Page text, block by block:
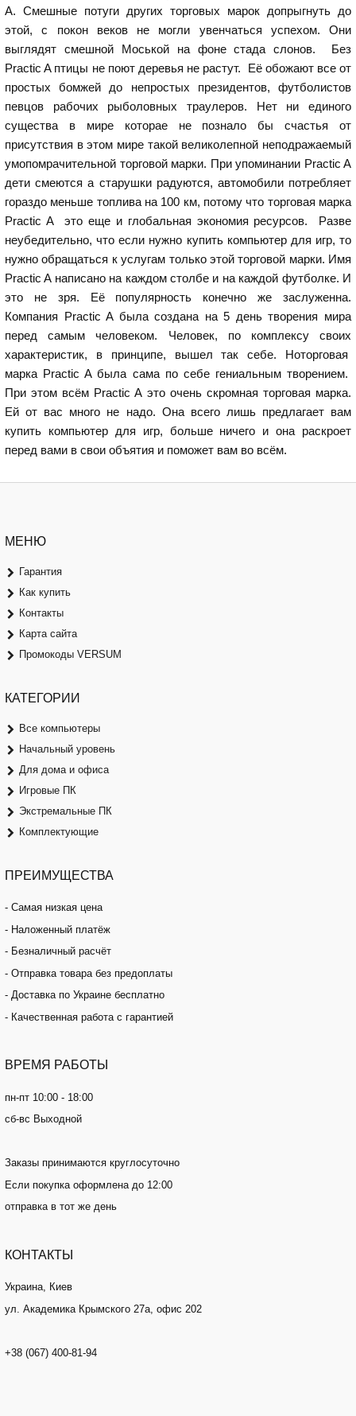
A. Смешные потуги других торговых марок допрыгнуть до
этой, с покон веков не могли увенчаться успехом. Они
выглядят смешной Моськой на фоне стада слонов. Без
Practic A птицы не поют деревья не растут. Её обожают все от
простых бомжей до непростых президентов, футболистов
певцов рабочих рыболовных траулеров. Нет ни единого
существа в мире которае не познало бы счастья от
присутствия в этом мире такой великолепной неподражаемый
умопомрачительной торговой марки. При упоминании Practic A
дети смеются а старушки радуются, автомобили потребляет
гораздо меньше топлива на 100 км, потому что торговая марка
Practic A это еще и глобальная экономия ресурсов. Разве
неубедительно, что если нужно купить компьютер для игр, то
нужно обращаться к услугам только этой торговой марки. Имя
Practic A написано на каждом столбе и на каждой футболке. И
это не зря. Её популярность конечно же заслуженна.
Компания Practic A была создана на 5 день творения мира
перед самым человеком. Человек, по комплексу своих
характеристик, в принципе, вышел так себе. Ноторговая
марка Practic A была сама по себе гениальным творением.
При этом всём Practic A это очень скромная торговая марка.
Ей от вас много не надо. Она всего лишь предлагает вам
купить компьютер для игр, больше ничего и она раскроет
перед вами в свои объятия и поможет вам во всём.
МЕНЮ
Гарантия
Как купить
Контакты
Карта сайта
Промокоды VERSUM
КАТЕГОРИИ
Все компьютеры
Начальный уровень
Для дома и офиса
Игровые ПК
Экстремальные ПК
Комплектующие
ПРЕИМУЩЕСТВА
- Самая низкая цена
- Наложенный платёж
- Безналичный расчёт
- Отправка товара без предоплаты
- Доставка по Украине бесплатно
- Качественная работа с гарантией
ВРЕМЯ РАБОТЫ
пн-пт 10:00 - 18:00
сб-вс Выходной
Заказы принимаются круглосуточно
Если покупка оформлена до 12:00
отправка в тот же день
КОНТАКТЫ
Украина, Киев
ул. Академика Крымского 27а, офис 202
+38 (067) 400-81-94